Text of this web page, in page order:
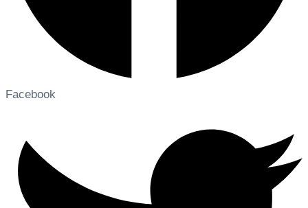
Facebook